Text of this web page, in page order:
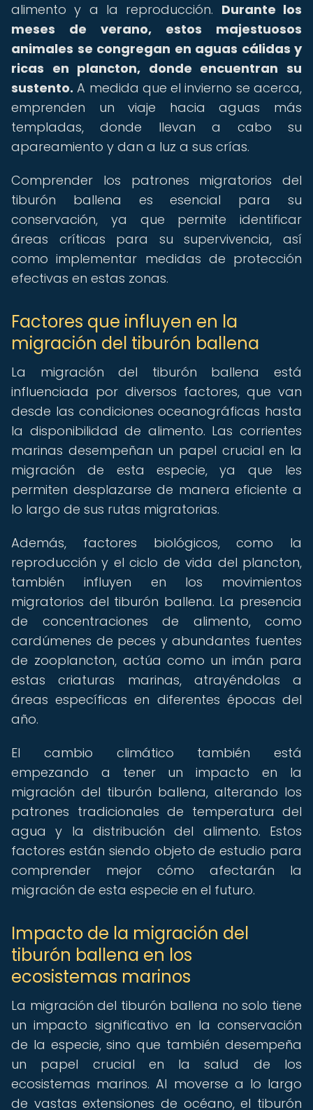
alimento y a la reproducción. Durante los
meses de verano, estos majestuosos
animales se congregan en aguas cálidas y
ricas en plancton, donde encuentran su
sustento. A medida que el invierno se acerca,
emprenden un viaje hacia aguas más
templadas, donde llevan a cabo su
apareamiento y dan a luz a sus crías.
Comprender los patrones migratorios del
tiburón ballena es esencial para su
conservación, ya que permite identificar
áreas críticas para su supervivencia, así
como implementar medidas de protección
efectivas en estas zonas.
Factores que influyen en la
migración del tiburón ballena
La migración del tiburón ballena está
influenciada por diversos factores, que van
desde las condiciones oceanográficas hasta
la disponibilidad de alimento. Las corrientes
marinas desempeñan un papel crucial en la
migración de esta especie, ya que les
permiten desplazarse de manera eficiente a
lo largo de sus rutas migratorias.
Además, factores biológicos, como la
reproducción y el ciclo de vida del plancton,
también influyen en los movimientos
migratorios del tiburón ballena. La presencia
de concentraciones de alimento, como
cardúmenes de peces y abundantes fuentes
de zooplancton, actúa como un imán para
estas criaturas marinas, atrayéndolas a
áreas específicas en diferentes épocas del
año.
El cambio climático también está
empezando a tener un impacto en la
migración del tiburón ballena, alterando los
patrones tradicionales de temperatura del
agua y la distribución del alimento. Estos
factores están siendo objeto de estudio para
comprender mejor cómo afectarán la
migración de esta especie en el futuro.
Impacto de la migración del
tiburón ballena en los
ecosistemas marinos
La migración del tiburón ballena no solo tiene
un impacto significativo en la conservación
de la especie, sino que también desempeña
un papel crucial en la salud de los
ecosistemas marinos. Al moverse a lo largo
de vastas extensiones de océano, el tiburón